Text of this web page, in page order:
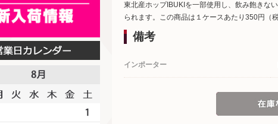
東北産ホップIBUKIを一部使用し、飲み飽きな
られます。この商品は１ケースあたり350円（
備考
インポーター